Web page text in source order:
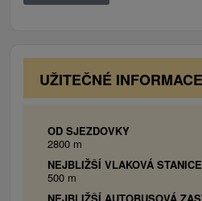
gauč v spoločenskej
UŽITEČNÉ INFORMACE
OD SJEZDOVKY
2800 m
NEJBLIŽŠÍ VLAKOVÁ STANICE
500 m